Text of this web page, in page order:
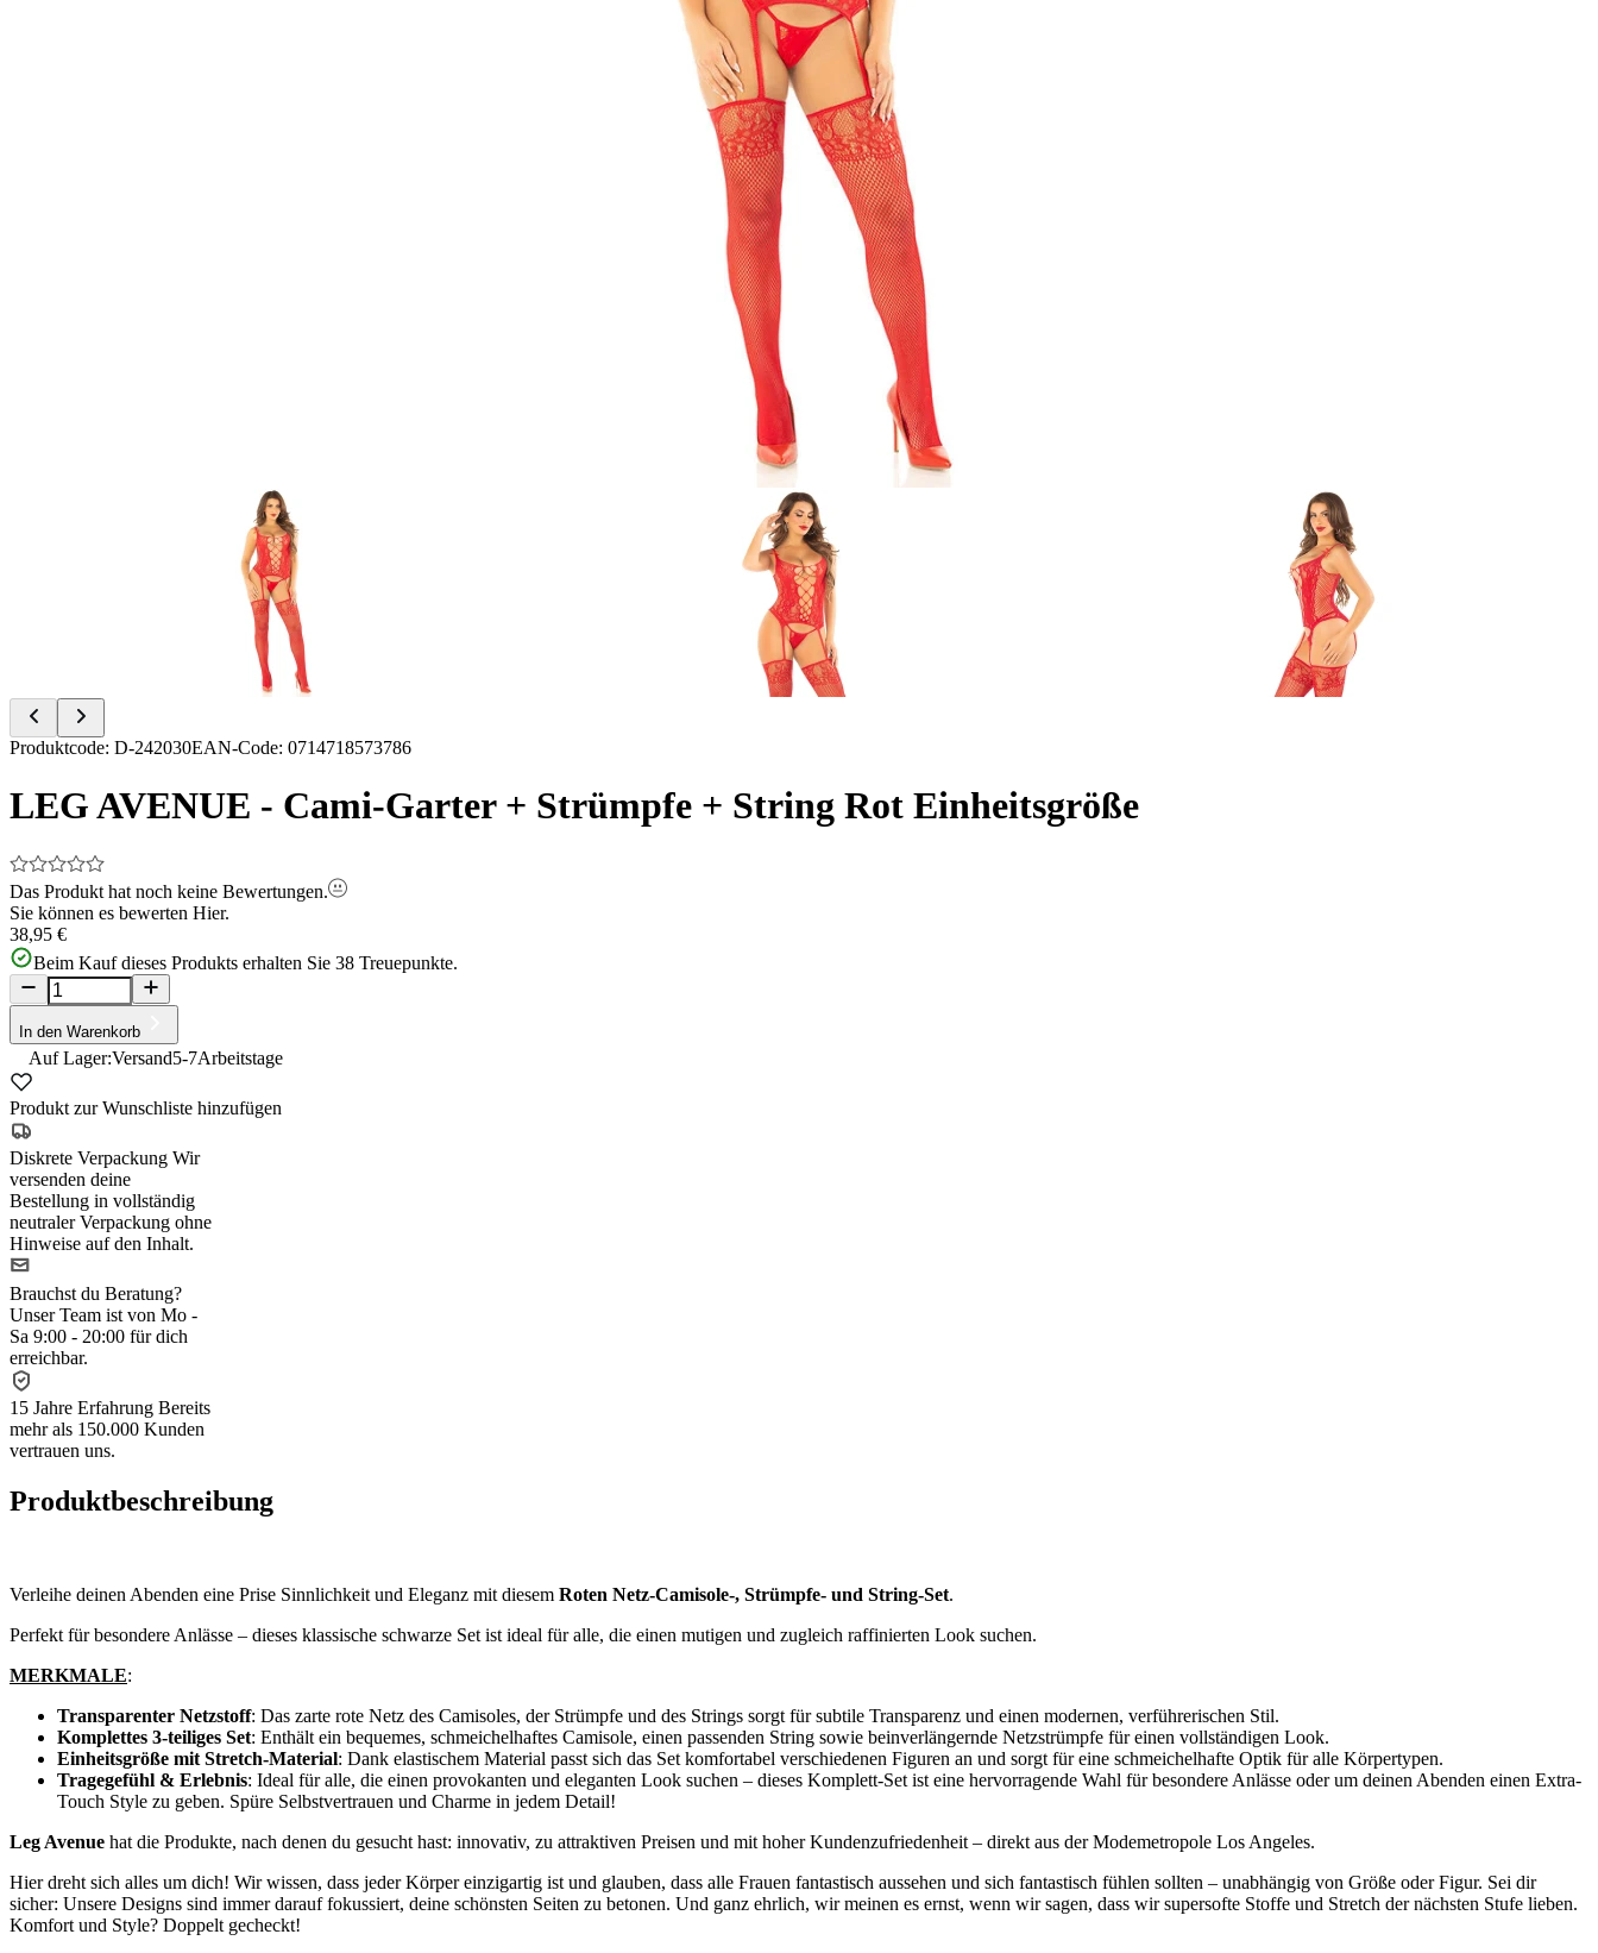
Item
of
Produktcode: D-242030EAN-Code: 0714718573786
LEG AVENUE - Cami-Garter + Strümpfe + String Rot Einheitsgröße
Das Produkt hat noch keine Bewertungen.
Sie können es bewerten Hier.
38,95 €
Beim Kauf dieses Produkts erhalten Sie 38 Treuepunkte.
In den Warenkorb
Auf Lager:Versand5-7Arbeitstage
Produkt zur Wunschliste hinzufügen
Diskrete Verpackung Wir
versenden deine
Bestellung in vollständig
neutraler Verpackung ohne
Hinweise auf den Inhalt.
Brauchst du Beratung?
Unser Team ist von Mo -
Sa 9:00 - 20:00 für dich
erreichbar.
15 Jahre Erfahrung Bereits
mehr als 150.000 Kunden
vertrauen uns.
Produktbeschreibung
Verleihe deinen Abenden eine Prise Sinnlichkeit und Eleganz mit diesem Roten Netz-Camisole-, Strümpfe- und String-Set.
Perfekt für besondere Anlässe – dieses klassische schwarze Set ist ideal für alle, die einen mutigen und zugleich raffinierten Look suchen.
MERKMALE:
Transparenter Netzstoff: Das zarte rote Netz des Camisoles, der Strümpfe und des Strings sorgt für subtile Transparenz und einen modernen, verführerischen Stil.
Komplettes 3-teiliges Set: Enthält ein bequemes, schmeichelhaftes Camisole, einen passenden String sowie beinverlängernde Netzstrümpfe für einen vollständigen Look.
Einheitsgröße mit Stretch-Material: Dank elastischem Material passt sich das Set komfortabel verschiedenen Figuren an und sorgt für eine schmeichelhafte Optik für alle Körpertypen.
Tragegefühl & Erlebnis: Ideal für alle, die einen provokanten und eleganten Look suchen – dieses Komplett-Set ist eine hervorragende Wahl für besondere Anlässe oder um deinen Abenden einen Extra-
Touch Style zu geben. Spüre Selbstvertrauen und Charme in jedem Detail!
Leg Avenue hat die Produkte, nach denen du gesucht hast: innovativ, zu attraktiven Preisen und mit hoher Kundenzufriedenheit – direkt aus der Modemetropole Los Angeles.
Hier dreht sich alles um dich! Wir wissen, dass jeder Körper einzigartig ist und glauben, dass alle Frauen fantastisch aussehen und sich fantastisch fühlen sollten – unabhängig von Größe oder Figur. Sei dir
sicher: Unsere Designs sind immer darauf fokussiert, deine schönsten Seiten zu betonen. Und ganz ehrlich, wir meinen es ernst, wenn wir sagen, dass wir supersofte Stoffe und Stretch der nächsten Stufe lieben.
Komfort und Style? Doppelt gecheckt!